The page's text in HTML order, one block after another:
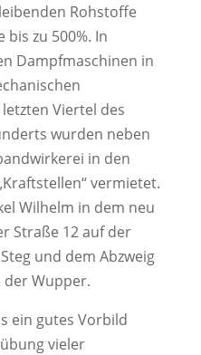
Rohstoffe
zu 500%. In
Dampfmaschinen in
Viertel des
wurden neben
in den
vermietet.
Wilhelm in dem neu
Straße 12 auf der
und dem Abzweig
Wupper.
ein gutes Vorbild
vieler